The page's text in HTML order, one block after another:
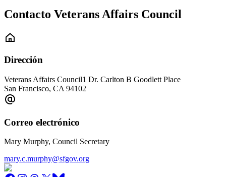
Contacto Veterans Affairs Council
Dirección
Veterans Affairs Council1 Dr. Carlton B Goodlett Place
San Francisco, CA 94102
Correo electrónico
Mary Murphy, Council Secretary
mary.c.murphy@sfgov.org